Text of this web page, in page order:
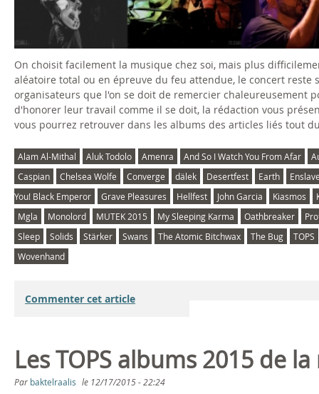
On choisit facilement la musique chez soi, mais plus
aléatoire total ou en épreuve du feu attendue, le concert
organisateurs que l'on se doit de remercier chaleureusement
d'honorer leur travail comme il se doit, la rédaction vous
vous pourrez retrouver dans les albums des articles liés tout
Alam Al-Mithal Aluk Todolo Amenra And So I Watch You From Afar
Caspian
Chelsea Wolfe Converge dälek Desertfest Earth
You! Black Emperor
Grave Pleasures Hellfest John Garcia Kiasmos
Mgla
Monolord MUTEK 2015 My Sleeping Karma Oathbreaker
Sleep
Solids Stärker Swans The Atomic Bitchwax The Bug
TOPS
Wovenhand
Commenter cet article
Les TOPS albums 2015 de
Par baktelraalis le 12/17/2015 - 22:24